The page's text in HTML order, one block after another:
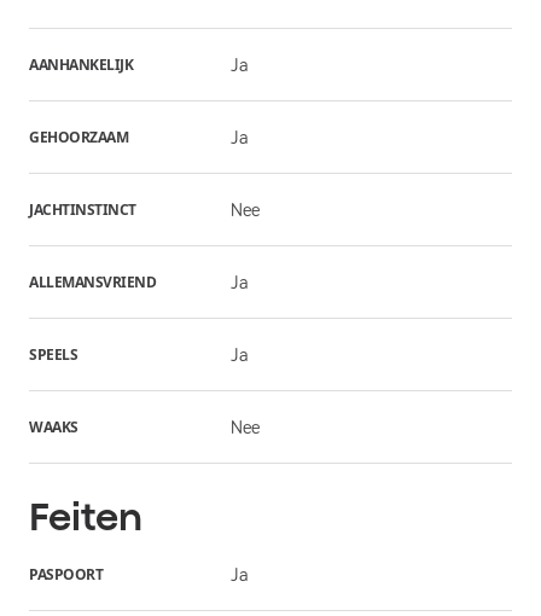
AANHANKELIJK Ja
GEHOORZAAM Ja
JACHTINSTINCT Nee
ALLEMANSVRIEND Ja
SPEELS Ja
WAAKS Nee
Feiten
PASPOORT Ja